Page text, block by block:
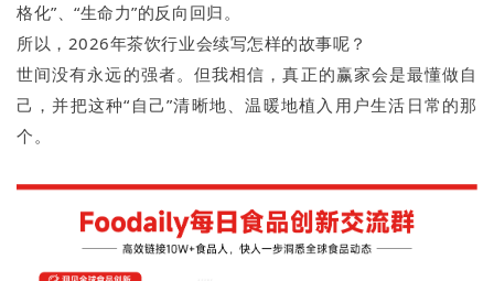
格化”、“生命力”的反向回归。
所以，2026年茶饮行业会续写怎样的故事呢？
世间没有永远的强者。但我相信，真正的赢家会是最懂做自
己，并把这种“自己”清晰地、温暖地植入用户生活日常的那
个。